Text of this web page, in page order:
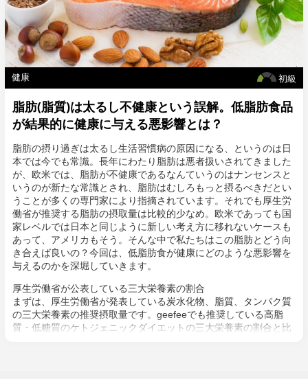
初級
健康
脂肪(脂質)は太るし不健康という誤解。低脂肪食品
が結果的に健康に与える悪影響とは？
脂肪の摂り過ぎは太るし生活習慣病の原因になる、というのは日
本では今でも常識。長年にわたり脂肪は悪者扱いされてきました
が、欧米では、脂肪が不健康であるなんていうのはナンセンスと
いうのが新たな常識とされ、脂肪はむしろもっと摂るべきだとい
うことが多くの専門家により指摘されています。それでも厚生労
働省が推奨する脂肪の摂取量は比較的少なめ。欧米であっても国
家レベルでは日本と同じように新しい考え方に移れないケースも
あって、アメリカもそう。そんな中で私たちはこの脂肪とどう向
き合えば良いの？今回は、低脂肪食が健康にどのような悪影響を
与えるのかを深堀していきます。
厚生労働省が公表している三大栄養素の割合
まずは、厚生労働省が発表している炭水化物、脂質、タンパク質
の三大栄養素の推奨摂取量です。geefeeでも推奨している高脂
質・低糖質のケトジェニックダイエットの三大栄養素の割合と比